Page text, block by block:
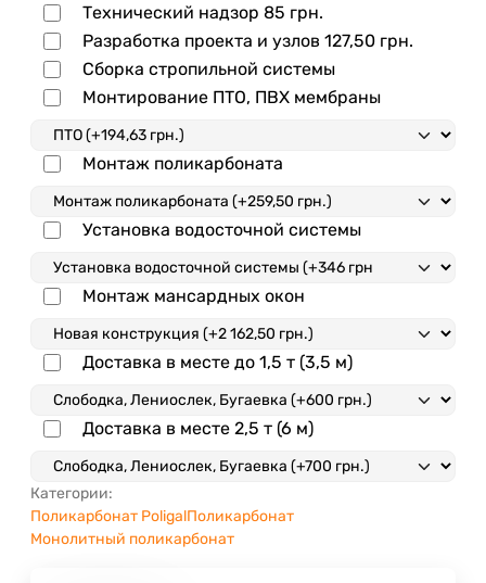
Технический надзор 85 грн.
Разработка проекта и узлов 127,50 грн.
Сборка стропильной системы
Монтирование ПТО, ПВХ мембраны
Монтаж поликарбоната
Установка водосточной системы
Монтаж мансардных окон
Доставка в месте до 1,5 т (3,5 м)
Доставка в месте 2,5 т (6 м)
Категории:
Поликарбонат PoligalПоликарбонат
Монолитный поликарбонат